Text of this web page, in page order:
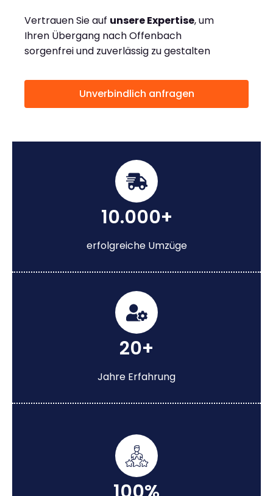
Vertrauen Sie auf unsere Expertise, um
Ihren Übergang nach Offenbach
sorgenfrei und zuverlässig zu gestalten
Unverbindlich anfragen
10.000+
erfolgreiche Umzüge
20+
Jahre Erfahrung